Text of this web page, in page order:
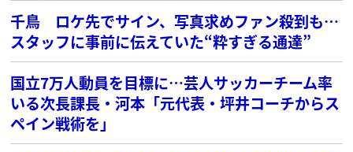
千鳥 ロケ先でサイン、写真求めファン殺到も…
スタッフに事前に伝えていた“粋すぎる通達”
国立7万人動員を目標に…芸人サッカーチーム率
いる次長課長・河本「元代表・坪井コーチからス
ペイン戦術を」